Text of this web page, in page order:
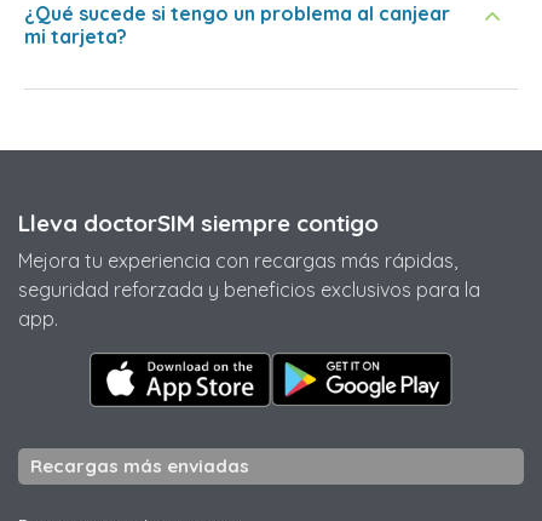
¿Qué sucede si tengo un problema al canjear
mi tarjeta?
Lleva doctorSIM siempre contigo
Mejora tu experiencia con recargas más rápidas,
seguridad reforzada y beneficios exclusivos para la
app.
Recargas más enviadas